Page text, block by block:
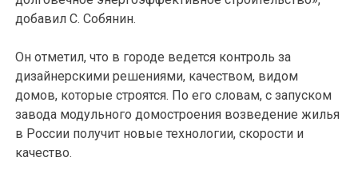
добавил С. Собянин.
Он отметил, что в городе ведется контроль за
дизайнерскими решениями, качеством, видом
домов, которые строятся. По его словам, с запуском
завода модульного домостроения возведение жилья
в России получит новые технологии, скорости и
качество.